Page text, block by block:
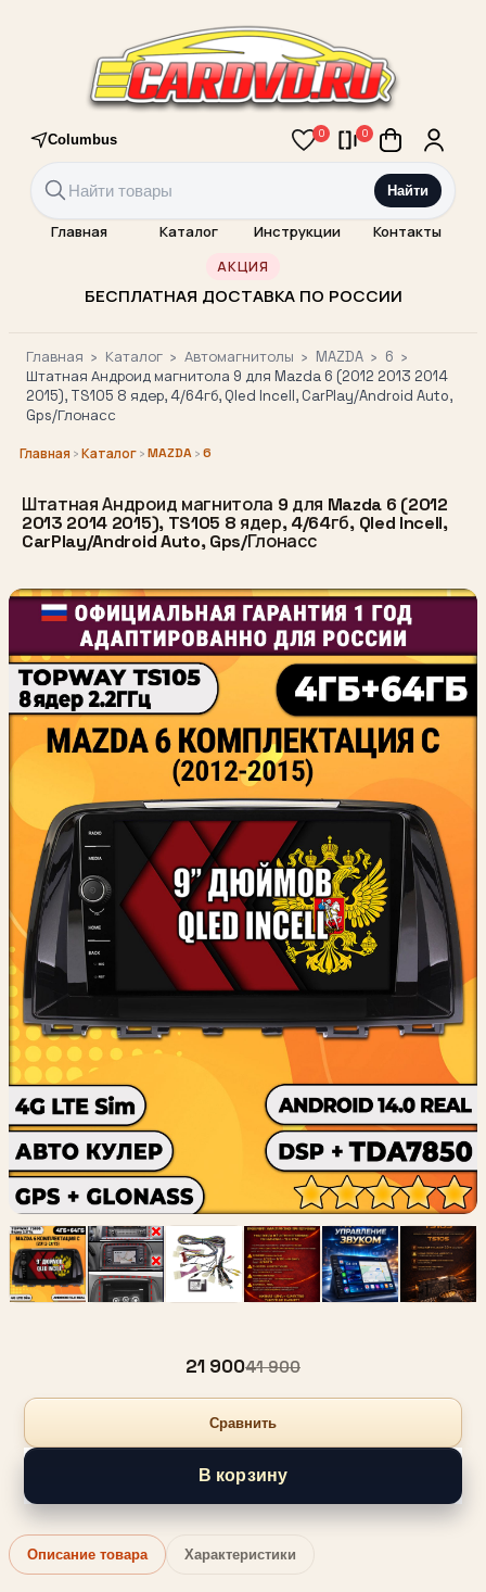
Columbus 0 0
Найти
Главная Каталог Инструкции Контакты
АКЦИЯ
БЕСПЛАТНАЯ ДОСТАВКА ПО РОССИИ
Главная › Каталог › Автомагнитолы › MAZDA › 6 ›
Штатная Андроид магнитола 9 для Mazda 6 (2012 2013 2014
2015), TS105 8 ядер, 4/64гб, Qled Incell, CarPlay/Android Auto,
Gps/Глонасс
Главная ›Каталог›MAZDA›6
Штатная Андроид магнитола 9 для Mazda 6 (2012
2013 2014 2015), TS105 8 ядер, 4/64гб, Qled Incell,
CarPlay/Android Auto, Gps/Глонасс
21 90041 900
Сравнить
В корзину
Описание товара Характеристики